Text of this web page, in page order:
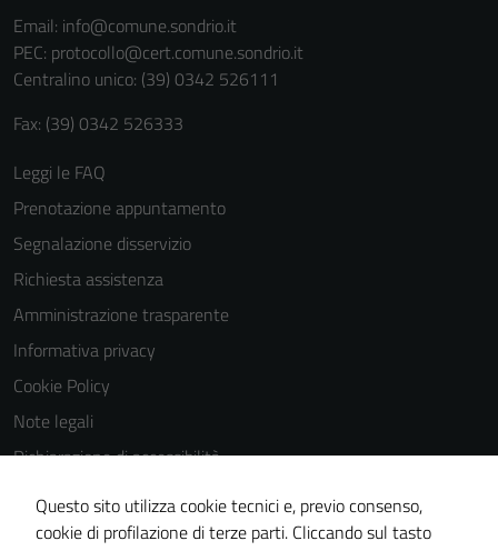
Email: info@comune.sondrio.it
PEC: protocollo@cert.comune.sondrio.it
Centralino unico: (39) 0342 526111
Fax: (39) 0342 526333
Leggi le FAQ
Prenotazione appuntamento
Segnalazione disservizio
Richiesta assistenza
Amministrazione trasparente
Informativa privacy
Cookie Policy
Note legali
Dichiarazione di accessibilità
Dichiarazione di accessibilità Servizi
Whistleblowing
Questo sito utilizza cookie tecnici e, previo consenso,
cookie di profilazione di terze parti. Cliccando sul tasto
personali.